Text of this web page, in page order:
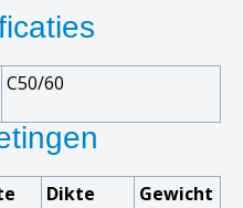
C50/60
Dikte Gewicht